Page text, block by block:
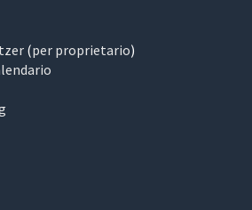
(per proprietario)